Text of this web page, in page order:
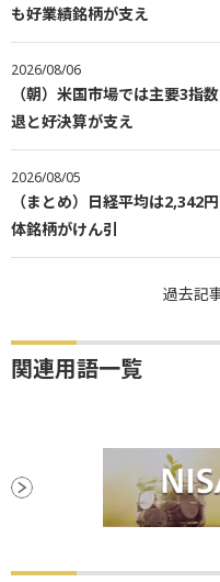
も好業績銘柄が支え
2026/08/06
（朝）米国市場では主要3
退と好決算が支え
2026/08/05
（まとめ）日経平均は
体銘柄がけん引
過去記
関連用語一覧